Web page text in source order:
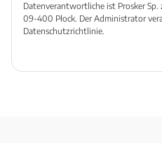
Datenverantwortliche ist Prosker
09-400 Płock. Der Administrator
Datenschutzrichtlinie.